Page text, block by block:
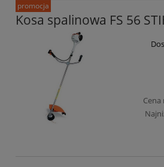
Kosa spalinowa FS 56
promocja